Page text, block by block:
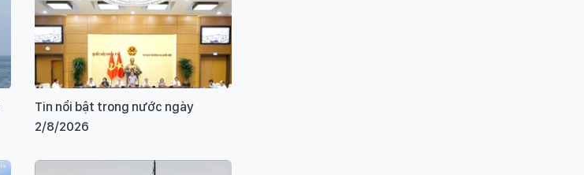
Tin nổi bật trong nước ngày
2/8/2026